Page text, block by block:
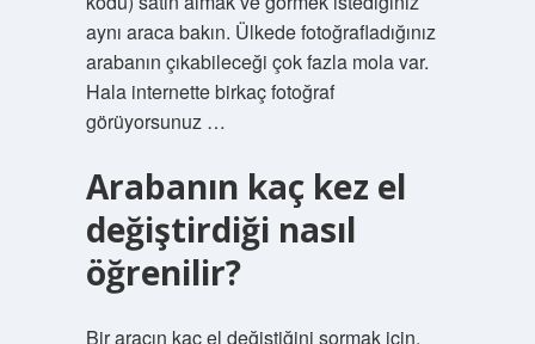
aynı araca bakın. Ülkede fotoğrafladığınız
arabanın çıkabileceği çok fazla mola var.
Hala internette birkaç fotoğraf
görüyorsunuz …
Arabanın kaç kez el
değiştirdiği nasıl
öğrenilir?
Bir aracın kaç el değiştiğini sormak için,